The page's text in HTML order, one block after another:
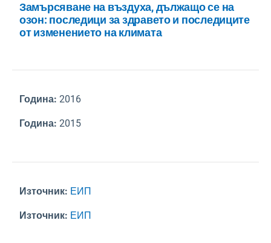
Замърсяване на въздуха, дължащо се на
озон: последици за здравето и последиците
от изменението на климата
Година: 2016
Година: 2015
Източник: ЕИП
Източник: ЕИП